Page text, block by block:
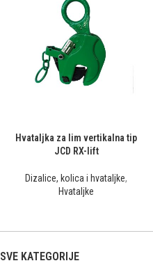
Hvataljka za lim vertikalna tip
JCD RX-lift
Dizalice, kolica i hvataljke,
Hvataljke
SVE KATEGORIJE